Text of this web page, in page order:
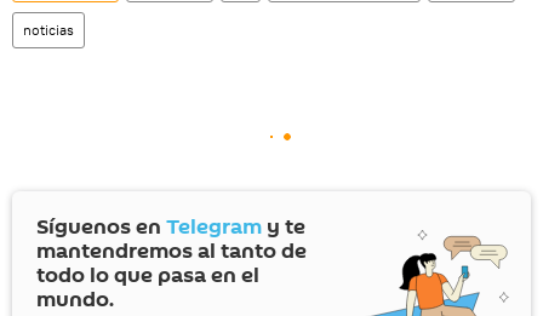
noticias
Síguenos en Telegram y te
mantendremos al tanto de
todo lo que pasa en el
mundo.